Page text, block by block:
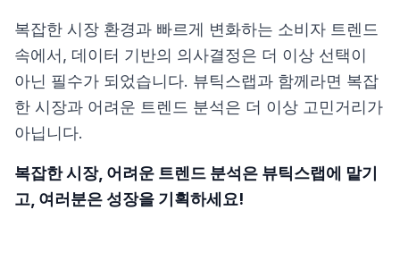
복잡한 시장 환경과 빠르게 변화하는 소비자 트렌드
속에서, 데이터 기반의 의사결정은 더 이상 선택이
아닌 필수가 되었습니다. 뷰틱스랩과 함께라면 복잡
한 시장과 어려운 트렌드 분석은 더 이상 고민거리가
아닙니다.
복잡한 시장, 어려운 트렌드 분석은 뷰틱스랩에 맡기
고, 여러분은 성장을 기획하세요!